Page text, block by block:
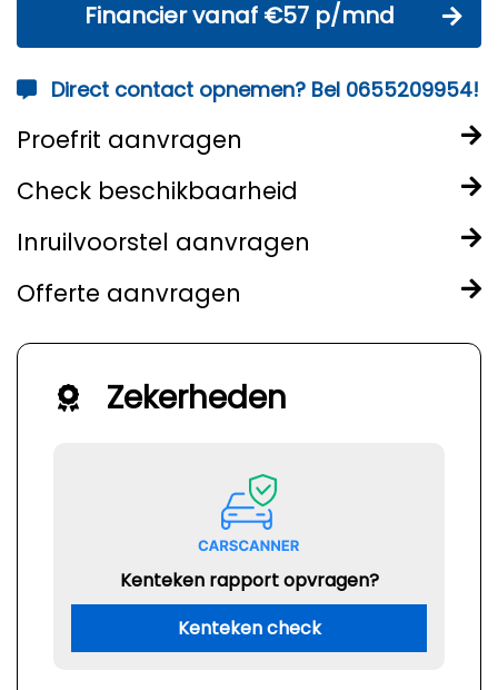
Financier vanaf €57 p/mnd
Direct contact opnemen? Bel 0655209954!
Proefrit aanvragen
Check beschikbaarheid
Inruilvoorstel aanvragen
Offerte aanvragen
Zekerheden
Kenteken rapport opvragen?
Kenteken check